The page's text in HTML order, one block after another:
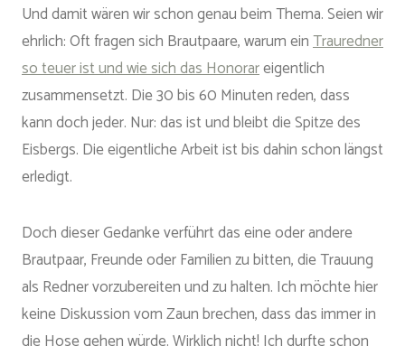
Und damit wären wir schon genau beim Thema. Seien wir
ehrlich: Oft fragen sich Brautpaare, warum einTrauredner
so teuer ist und wie sich das Honorareigentlich
zusammensetzt. Die 30 bis 60 Minuten reden, dass
kann doch jeder. Nur: das ist und bleibt die Spitze des
Eisbergs. Die eigentliche Arbeit ist bis dahin schon längst
erledigt.
Doch dieser Gedanke verführt das eine oder andere
Brautpaar, Freunde oder Familien zu bitten, die Trauung
als Redner vorzubereiten und zu halten. Ich möchte hier
keine Diskussion vom Zaun brechen, dass das immer in